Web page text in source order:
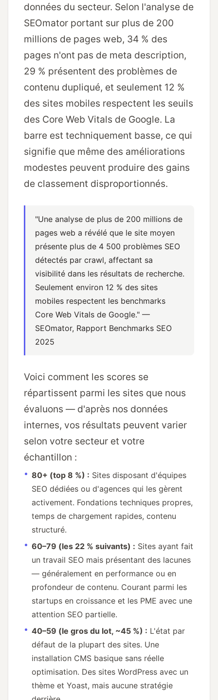
données du secteur. Selon l'analyse de
SEOmator portant sur plus de 200
millions de pages web, 34 % des
pages n'ont pas de meta description,
29 % présentent des problèmes de
contenu dupliqué, et seulement 12 %
des sites mobiles respectent les seuils
des Core Web Vitals de Google. La
barre est techniquement basse, ce qui
signifie que même des améliorations
modestes peuvent produire des gains
de classement disproportionnés.
"Une analyse de plus de 200 millions de
pages web a révélé que le site moyen
présente plus de 4 500 problèmes SEO
détectés par crawl, affectant sa
visibilité dans les résultats de recherche.
Seulement environ 12 % des sites
mobiles respectent les benchmarks
Core Web Vitals de Google." —
SEOmator, Rapport Benchmarks SEO
2025
Voici comment les scores se
répartissent parmi les sites que nous
évaluons — d'après nos données
internes, vos résultats peuvent varier
selon votre secteur et votre
échantillon :
80+ (top 8 %) : Sites disposant d'équipes
SEO dédiées ou d'agences qui les gèrent
activement. Fondations techniques propres,
temps de chargement rapides, contenu
structuré.
60–79 (les 22 % suivants) : Sites ayant fait
un travail SEO mais présentant des lacunes
— généralement en performance ou en
profondeur de contenu. Courant parmi les
startups en croissance et les PME avec une
attention SEO partielle.
40–59 (le gros du lot, ~45 %) : L'état par
défaut de la plupart des sites. Une
installation CMS basique sans réelle
optimisation. Des sites WordPress avec un
thème et Yoast, mais aucune stratégie